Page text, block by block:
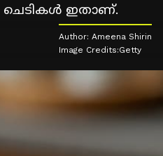
ചെടികൾ ഇതാണ്.
Author: Ameena Shirin
Image Credits:Getty